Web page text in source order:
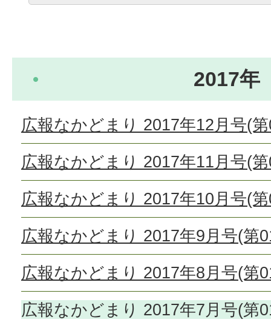
2017年
広報なかどまり 2017年12月号(
広報なかどまり 2017年11月号(
広報なかどまり 2017年10月号(
広報なかどまり 2017年9月号(第
広報なかどまり 2017年8月号(第
広報なかどまり 2017年7月号(第